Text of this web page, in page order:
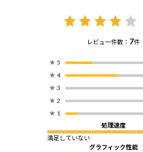
レビュー件数： 7件
★ 5
★ 4
★ 3
★ 2
★ 1
処理速度
満足していない
グラフィック性能